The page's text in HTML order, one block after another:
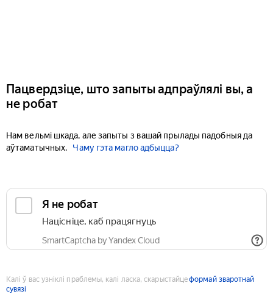
Пацвердзіце, што запыты адпраўлялі вы, а
не робат
Нам вельмі шкада, але запыты з вашай прылады падобныя да
аўтаматычных.
Чаму гэта магло адбыцца?
Я не робат
Націсніце, каб працягнуць
SmartCaptcha by Yandex Cloud
Калі ў вас узніклі праблемы, калі ласка, скарыстайцеформай зваротнай
сувязі